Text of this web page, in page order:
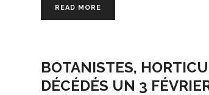
READ MORE
BOTANISTES,
DÉCÉDÉS UN 3